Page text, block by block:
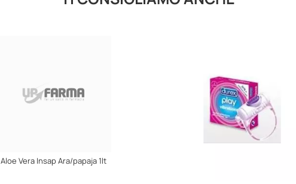
Aloe Vera Insap Ara/papaja 1lt